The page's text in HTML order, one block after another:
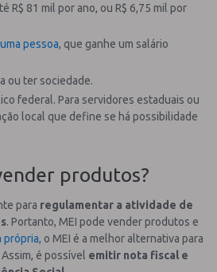
R$ 81 mil por ano, ou R$ 6,75 mil por
pessoa, que ganhe um salário
ou ter sociedade.
federal. Para servidores estaduais ou
local que define se há possibilidade
produtos?
para regulamentar a atividade de
. Portanto, MEI pode vender produtos e
própria, o MEI é a melhor alternativa para
Assim, é possível emitir nota fiscal e